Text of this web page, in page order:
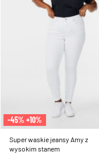
-45% +10%
Super waskie jeansy Amy z
wysokim stanem